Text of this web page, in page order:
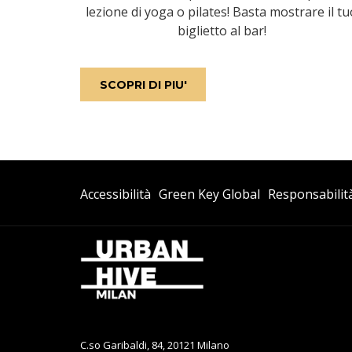
lezione di yoga o pilates! Basta mostrare il
biglietto al bar!
SCOPRI DI PIU'SI APRE IN UNA NUOVA
Accessibilità Si
In
Una
Nuova
Scheda
Green Key Global Si
In
C.so Garibaldi, 84, 20121 Milano